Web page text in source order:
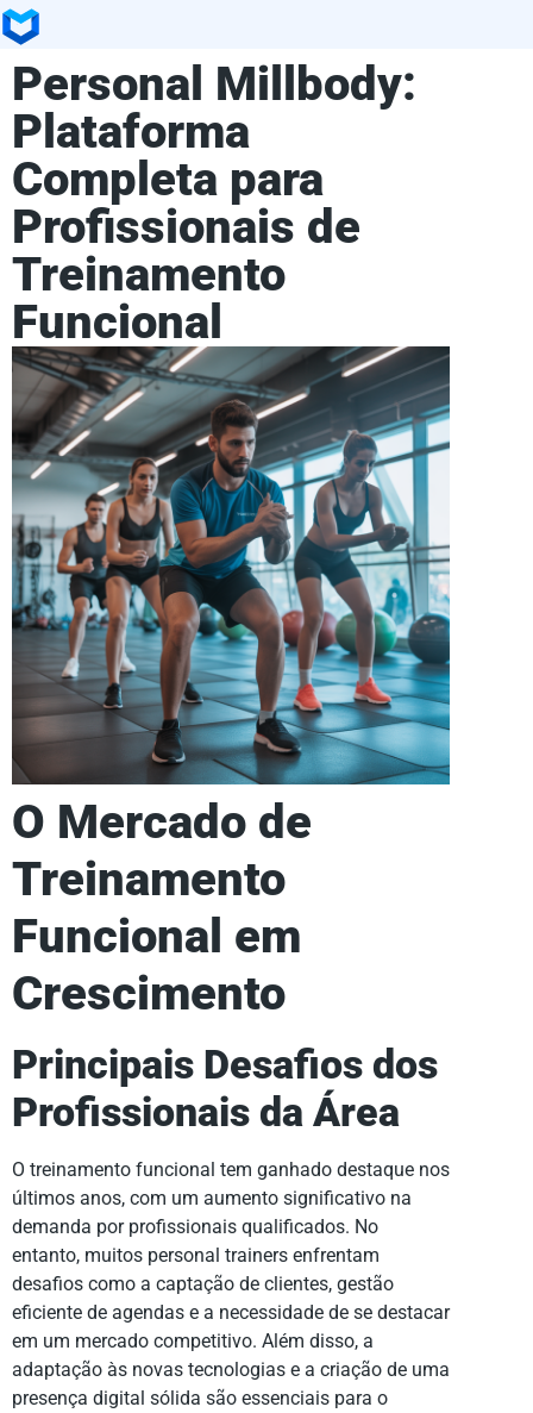
Personal Millbody:
Plataforma
Completa para
Profissionais de
Treinamento
Funcional
O Mercado de
Treinamento
Funcional em
Crescimento
Principais Desafios dos
Profissionais da Área
O treinamento funcional tem ganhado destaque nos
últimos anos, com um aumento significativo na
demanda por profissionais qualificados. No
entanto, muitos personal trainers enfrentam
desafios como a captação de clientes, gestão
eficiente de agendas e a necessidade de se destacar
em um mercado competitivo. Além disso, a
adaptação às novas tecnologias e a criação de uma
presença digital sólida são essenciais para o